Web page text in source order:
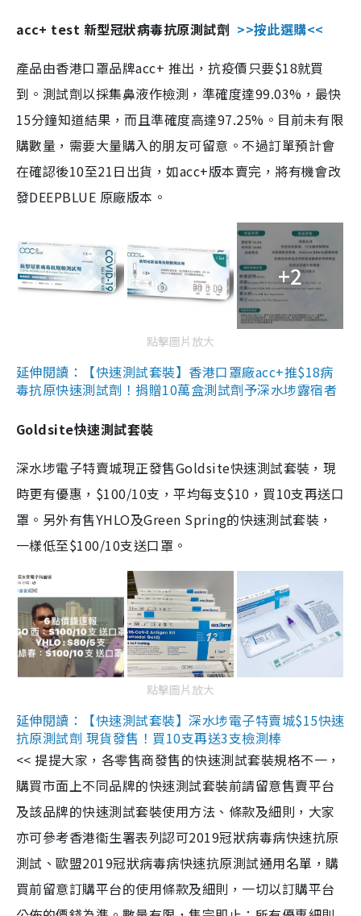
acc+ test 新型冠狀病毒抗原測試劑 >>按此選購<<
產品由香港口罩品牌acc+ 推出，抗疫價只要$18就買
到。測試劑以採集鼻液作檢測，準確度達99.03%，最快
15分鐘知道結果，而且準確度高達97.25%。目前未有限
購數量，需要大量購入的朋友可留意。不過訂單預計會
在確認後10至21日出貨，如acc+版本賣完，將有機會改
發DEEPBLUE 原廠版本。
+2
點擊圖片放大
延伸閱讀：【快速測試套裝】香港口罩廠acc+推$18病
毒抗原快速測試劑！捐贈10萬盒測試劑予深水埗露宿者
Goldsite快速測試套裝
深水埗電子特賣城現正發售Goldsite快速測試套裝，現
時更有優惠，$100/10支，平均每支$10，買10支再送口
罩。另外有售YHLO及Green Spring的快速測試套裝，
一樣低至$100/10支送口罩。
點擊圖片放大
延伸閱讀：【快速測試套裝】深水埗電子特賣城$15快速
抗原測試劑 現貨發售！買10支再送3支檢測棒
<< 提提大家，各零售商發售的快速測試套裝規格不一，
購買市面上不同品牌的快速測試套裝前請留意售賣平台
及該品牌的快速測試套裝使用方法、條款及細則，大家
亦可參考香港衞生署表列認可2019冠狀病毒病快速抗原
測試、歐盟2019冠狀病毒病快速抗原測試通用名單，購
買前留意訂購平台的使用條款及細則，一切以訂購平台